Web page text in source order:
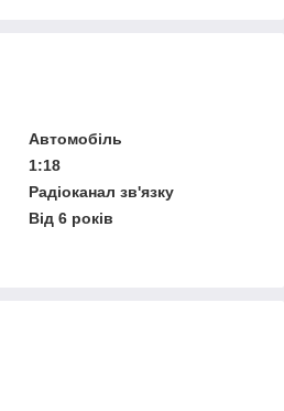
Автомобіль
1:18
Радіоканал зв'язку
Від 6 років